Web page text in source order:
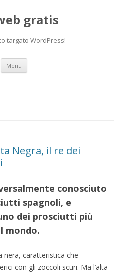
gratis
targato WordPress!
Menu Vai
contenuto
Negra, il re dei
conosciuto
spagnoli, e
dei prosciutti più
mondo.
nera, caratteristica che
con gli zoccoli scuri. Ma l’alta